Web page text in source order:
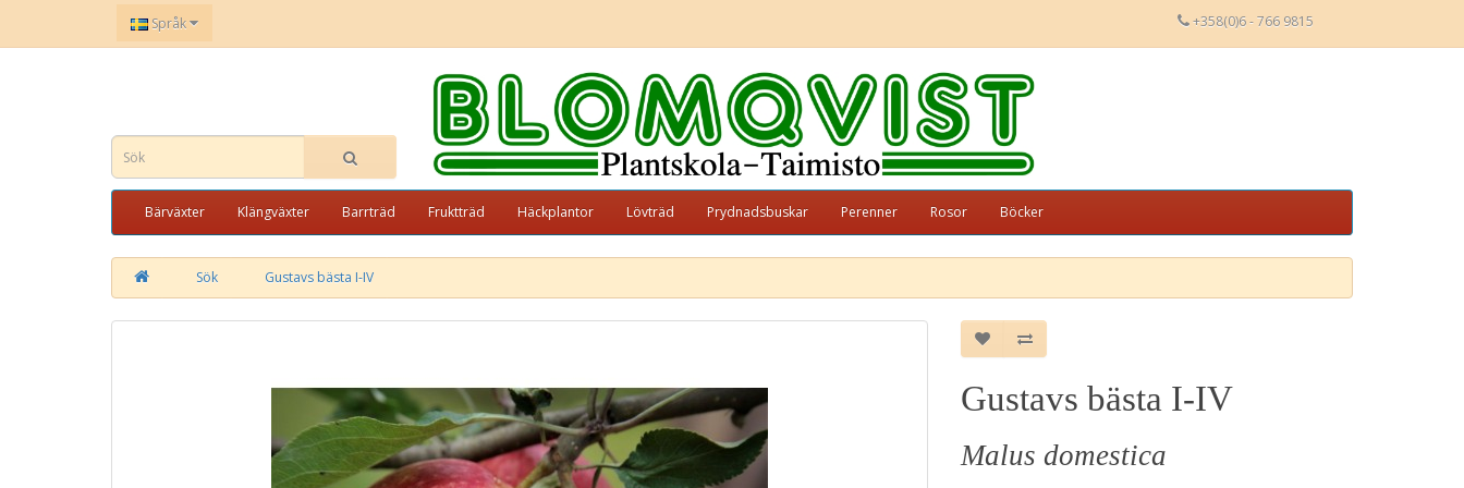
Språk +358(0)6 - 766 9815
Bärväxter Klängväxter Barrträd Fruktträd Häckplantor Lövträd Prydnadsbuskar Perenner Rosor Böcker
Sök Gustavs bästa I-IV
Gustavs bästa I-IV
Malus domestica